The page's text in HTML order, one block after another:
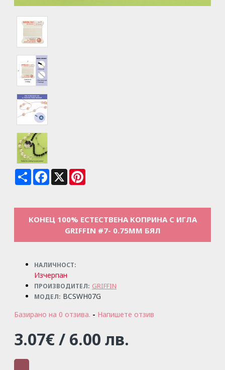
Share Facebook
X
КОНЕЦ 100% ЕСТЕСТВЕНА КОПРИНА С ИГЛА
GRIFFIN #7- 0.75ММ БЯЛ
НАЛИЧНОСТ:
Изчерпан
ПРОИЗВОДИТЕЛ: GRIFFIN
МОДЕЛ: BCSWH07G
Базирано на 0 отзива. - Напишете отзив
3.07€ / 6.00 лв.